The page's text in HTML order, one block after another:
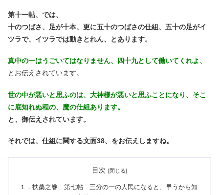
第十一帖、では、
十のつばさ、足が十本、更に五十のつばさの仕組、五十の足がイ
ツラで、イツラでは動きとれん、とあります。
真中の一はうごいてはなりません、四十九として働いてくれよ、
とお伝えされています。
世の中が悪いと思ふのは、大神様が悪いと思ふことになり、そこ
に底知れぬ程の、魔の仕組あります。
と、御伝えされています。
それでは、仕組に関する文面38、をお伝えしますね。
目次
１．扶桑之巻 第七帖 三分の一の人民になると、早うから知